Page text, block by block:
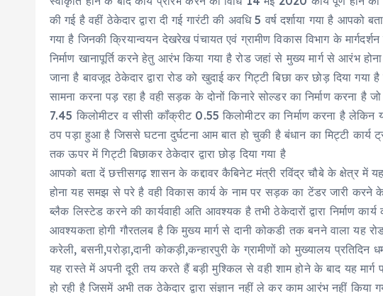
की गई है वहीं ठेकेदार द्वारा दी गई गारंटी की अवधि 5 वर्ष दर्शाया गया है आपको
गया है जिनकी क्रियान्वयन देखरेख पंचायत एवं ग्रामीण विकास विभाग के
निर्माण खानापूर्ति करने हेतु आरंभ किया गया है रोड जहां से मुख्य मार्ग से आरंभ
जाना है बावजूद ठेकेदार द्वारा रोड को खुदाई कर गिट्टी बिछा कर छोड़ दिया
सामना करना पड़ रहा है वही सड़क के दोनों किनारे सोल्डर का निर्माण करना है
7.45 किलोमीटर व सीसी कॉंक्रीट 0.55 किलोमीटर का निर्माण करना है
ठप पड़ा हुआ है जिससे घटना दुर्घटना आम बात हो चुकी है बंधान का मिट्टी कार्य
तक ऊपर में गिट्टी बिछाकर ठेकेदार द्वारा छोड़ दिया गया है
आपको बता दें छत्तीसगढ़ शासन के कद्दावर कैबिनेट मंत्री रविंद्र चौबे के क्षेत्र में
होना यह समझ से परे है वही विकास कार्य के नाम पर सड़क का टेंडर जारी करने
ब्लैक लिस्टेड करने की कार्यवाही अति आवश्यक है तभी ठेकेदारों द्वारा निर्माण
आवश्यकता होगी गौरतलब है कि मुख्य मार्ग से दानी कोकडी तक बनने वाला यह
करेली, बसनी,परोड़ा,दानी कोकड़ी,कन्हारपुरी के ग्रामीणों को मुख्यालय
यह रास्ते में अपनी दूरी तय करते हैं बड़ी मुश्किल से वही शाम होने के बाद यह मार्ग
हो रही है जिसमें अभी तक ठेकेदार द्वारा संज्ञान नहीं ले कर काम आरंभ नहीं किया